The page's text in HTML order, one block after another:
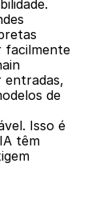
facilmente
entradas,
de
Isso é
têm